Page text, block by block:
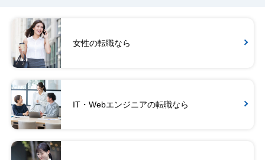
女性の転職なら
IT・Webエンジニアの転職なら